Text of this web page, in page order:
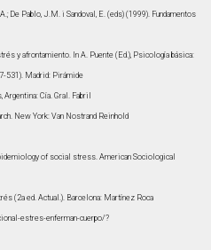
De Pablo, J.M. i Sandoval, E. (eds) (1999). Fundamentos
y afrontamiento. In A. Puente (Ed.), Psicología básica:
531). Madrid: Pirámide
Cía. Gral. Fabril
New York: Van Nostrand Reinhold
of social stress. American Sociological
(2a ed. Actual.). Barcelona: Martínez Roca
estres-enferman-cuerpo/?